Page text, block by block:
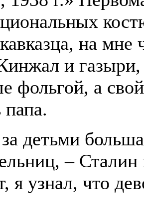
на мне
и газыри,
фольгой, а
детьми
–
я узнал, что